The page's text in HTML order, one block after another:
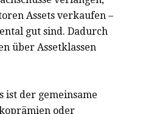
Assets verkaufen –
gut sind. Dadurch
über Assetklassen
ist der gemeinsame
oder